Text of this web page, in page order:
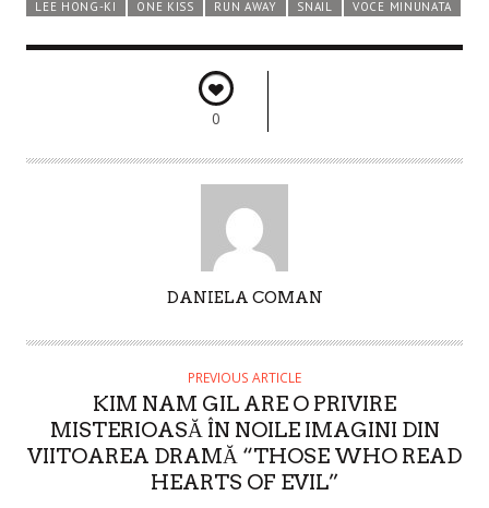
LEE HONG-KI ONE KISS RUN AWAY SNAIL VOCE MINUNATA
0
T
DANIELA COMAN
PREVIOUS ARTICLE
KIM NAM GIL ARE O PRIVIRE
MISTERIOASĂ ÎN NOILE IMAGINI DIN
VIITOAREA DRAMĂ “THOSE WHO READ
HEARTS OF EVIL”